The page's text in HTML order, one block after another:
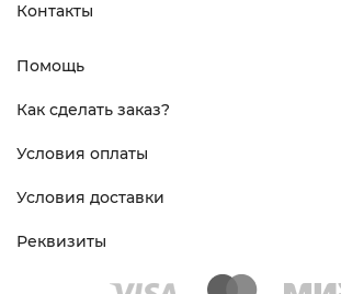
Контакты
Помощь
Как сделать заказ?
Условия оплаты
Условия доставки
Реквизиты